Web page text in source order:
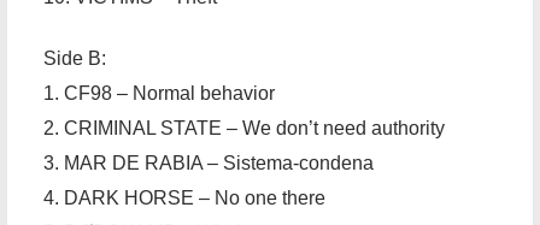
Side B:
1. CF98 – Normal behavior
2. CRIMINAL STATE – We don’t need authority
3. MAR DE RABIA – Sistema-condena
4. DARK HORSE – No one there